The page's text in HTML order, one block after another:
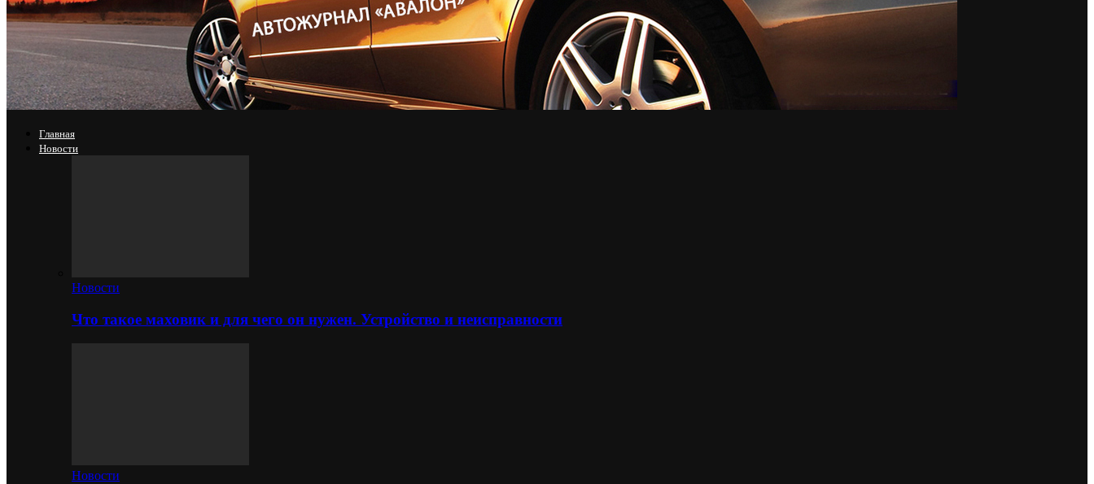
Главная
Новости
Новости
Что такое маховик и для чего он нужен. Устройство и неисправности
Новости